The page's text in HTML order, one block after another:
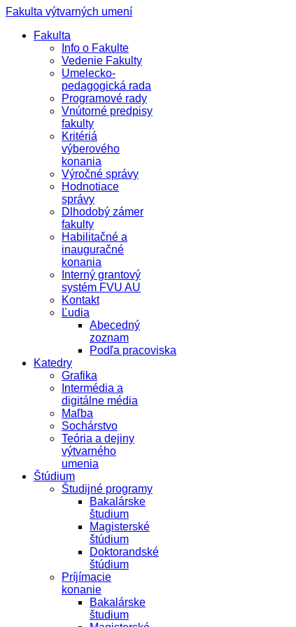
Fakulta výtvarných umení
Fakulta
Info o Fakulte
Vedenie Fakulty
Umelecko-
pedagogická rada
Programové rady
Vnútorné predpisy
fakulty
Kritériá
výberového
konania
Výročné správy
Hodnotiace
správy
Dlhodobý zámer
fakulty
Habilitačné a
inauguračné
konania
Interný grantový
systém FVU AU
Kontakt
Ľudia
Abecedný
zoznam
Podľa pracoviska
Katedry
Grafika
Intermédia a
digitálne média
Maľba
Sochárstvo
Teória a dejiny
výtvarného
umenia
Štúdium
Študijné programy
Bakalárske
študium
Magisterské
štúdium
Doktorandské
štúdium
Príjímacie
konanie
Bakalárske
študium